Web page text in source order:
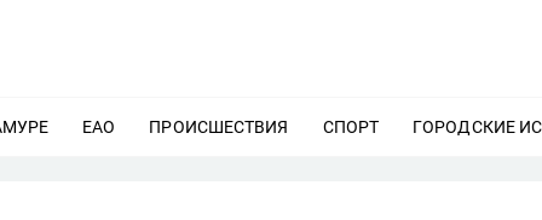
ЕЩЕ
ЕАО ЕЩЕ
ПРОИСШЕСТВИЯ ЕЩЕ
СПОРТ ЕЩЕ
ГОРОДСКИЕ